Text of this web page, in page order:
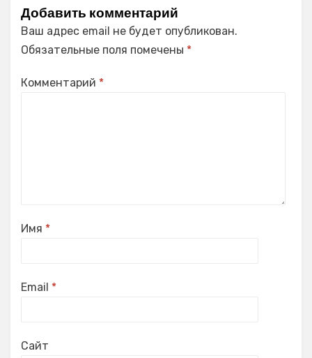
Добавить комментарий
Ваш адрес email не будет опубликован.
Обязательные поля помечены *
Комментарий *
Имя *
Email *
Сайт